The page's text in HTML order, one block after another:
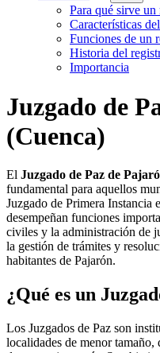
Para qué sirve
Características
Funciones de un
Historia del
Importancia
Juzgado de
(Cuenca)
El Juzgado de Paz de
fundamental para aquellos
Juzgado de Primera Instancia
desempeñan funciones
civiles y la administración de
la gestión de trámites y
habitantes de Pajarón.
¿Qué es un
Los Juzgados de Paz son
localidades de menor